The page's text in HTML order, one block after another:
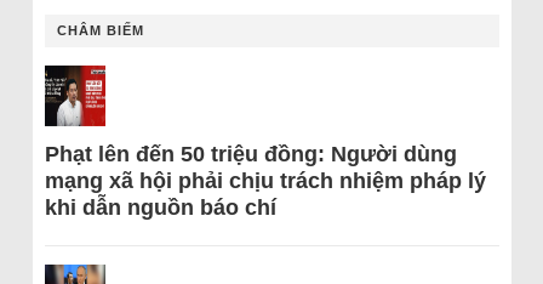
CHÂM BIẾM
Phạt lên đến 50 triệu đồng: Người dùng
mạng xã hội phải chịu trách nhiệm pháp lý
khi dẫn nguồn báo chí